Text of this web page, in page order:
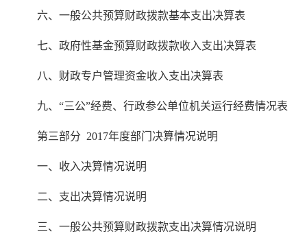
六、一般公共预算财政拨款基本支出决算表
七、政府性基金预算财政拨款收入支出决算表
八、财政专户管理资金收入支出决算表
九、“三公”经费、行政参公单位机关运行经费情况表
第三部分 2017年度部门决算情况说明
一、收入决算情况说明
二、支出决算情况说明
三、一般公共预算财政拨款支出决算情况说明